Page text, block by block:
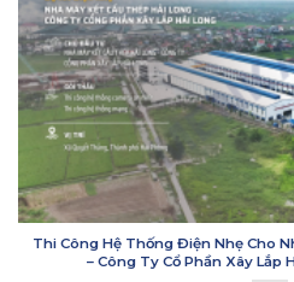
Thi Công Hệ Thống Điện Nhẹ Cho
– Công Ty Cổ Phần Xây Lắp